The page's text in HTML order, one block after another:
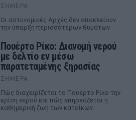
ΣΉΜΕΡΑ
Οι αστυνομικές Αρχές δεν αποκλείουν
την ύπαρξη περισσότερων θυμάτων
Πουέρτο Ρίκο: Διανομή νερού
με δελτίο εν μέσω
παρατεταμένης ξηρασίας
ΣΉΜΕΡΑ
Πώς διαχειρίζεται το Πουέρτο Ρίκο την
κρίση νερού και πώς επηρεάζεται η
καθημερινή ζωή των κατοίκων